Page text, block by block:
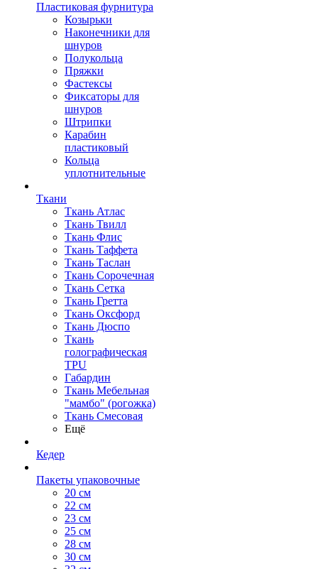
Пластиковая фурнитура
Козырьки
Наконечники для
шнуров
Полукольца
Пряжки
Фастексы
Фиксаторы для
шнуров
Штрипки
Карабин
пластиковый
Кольца
уплотнительные
Ткани
Ткань Атлас
Ткань Твилл
Ткань Флис
Ткань Таффета
Ткань Таслан
Ткань Сорочечная
Ткань Сетка
Ткань Гретта
Ткань Оксфорд
Ткань Дюспо
Ткань
голографическая
TPU
Габардин
Ткань Мебельная
"мамбо" (рогожка)
Ткань Смесовая
Ещё
Кедер
Пакеты упаковочные
20 см
22 см
23 см
25 см
28 см
30 см